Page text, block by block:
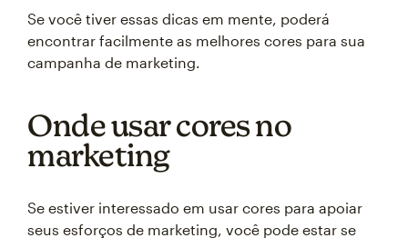
Se você tiver essas dicas em mente, poderá
encontrar facilmente as melhores cores para sua
campanha de marketing.
Onde usar cores no
marketing
Se estiver interessado em usar cores para apoiar
seus esforços de marketing, você pode estar se